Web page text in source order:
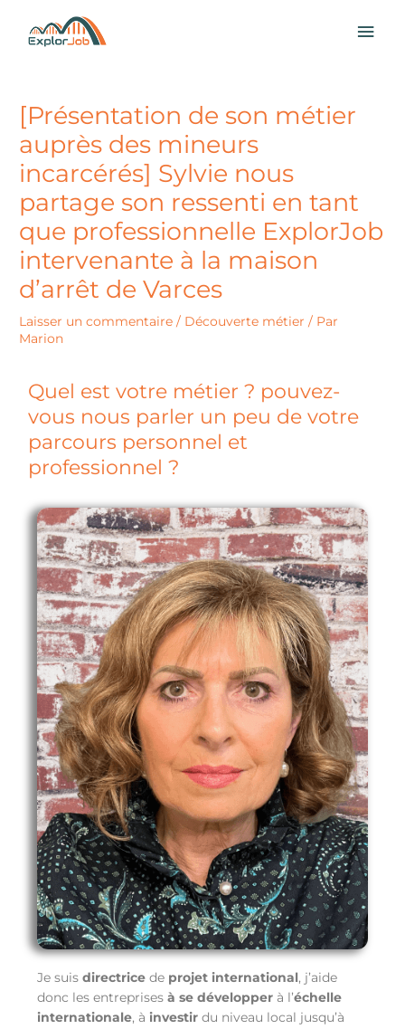
contenu
[Présentation de son métier
auprès des mineurs
incarcérés] Sylvie nous
partage son ressenti en tant
que professionnelle ExplorJob
intervenante à la maison
d’arrêt de Varces
Laisser un commentaire / Découverte métier / Par
Marion
Quel est votre métier ? pouvez-
vous nous parler un peu de votre
parcours personnel et
professionnel ?
Je suisdirectrice de projet international, j’aide
donc les entreprisesà se développer à l’échelle
internationale, à investir du niveau local jusqu’à